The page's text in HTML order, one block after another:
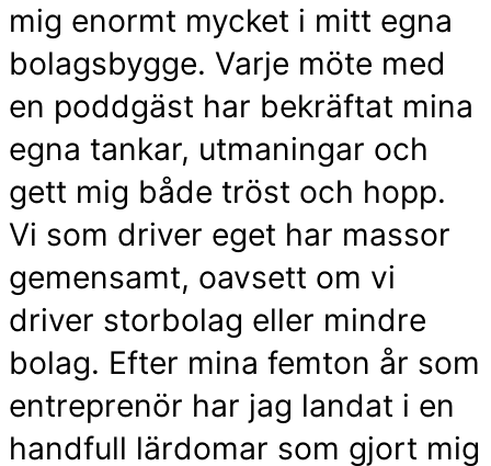
mig enormt mycket i mitt egna
bolagsbygge. Varje möte med
en poddgäst har bekräftat mina
egna tankar, utmaningar och
gett mig både tröst och hopp.
Vi som driver eget har massor
gemensamt, oavsett om vi
driver storbolag eller mindre
bolag. Efter mina femton år som
entreprenör har jag landat i en
handfull lärdomar som gjort mig